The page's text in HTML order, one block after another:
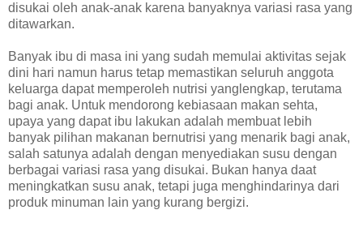
disukai oleh anak-anak karena banyaknya variasi rasa yang
ditawarkan.
Banyak ibu di masa ini yang sudah memulai aktivitas sejak
dini hari namun harus tetap memastikan seluruh anggota
keluarga dapat memperoleh nutrisi yanglengkap, terutama
bagi anak. Untuk mendorong kebiasaan makan sehta,
upaya yang dapat ibu lakukan adalah membuat lebih
banyak pilihan makanan bernutrisi yang menarik bagi anak,
salah satunya adalah dengan menyediakan susu dengan
berbagai variasi rasa yang disukai. Bukan hanya daat
meningkatkan susu anak, tetapi juga menghindarinya dari
produk minuman lain yang kurang bergizi.